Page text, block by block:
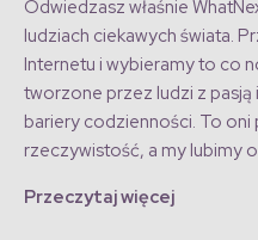
Odwiedzasz właśnie
ludziach ciekawych świata.
Internetu i wybieramy to co
tworzone przez ludzi z
bariery codzienności. To oni
rzeczywistość, a my lubimy
Przeczytaj więcej